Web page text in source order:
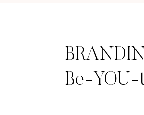
Be-YOU-